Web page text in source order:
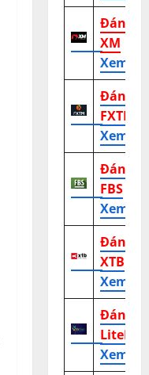
Đánh
XM
Xem
Đánh
FXTM
Xem
Đánh
FBS
Xem
Đánh
XTB
Xem
Đánh
Xem